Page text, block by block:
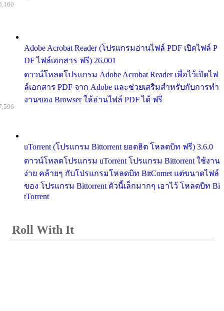
Adobe Acrobat Reader (โปรแกรมอ่านไฟล์ PDF เปิดไฟล์ P
DF ไฟล์เอกสาร ฟรี) 26.001
ดาวน์โหลดโปรแกรม Adobe Acrobat Reader เพื่อไว้เปิดไฟ
ล์เอกสาร PDF จาก Adobe และช่วยเสริมสำหรับกับการทำ
งานของ Browser ให้อ่านไฟล์ PDF ได้ ฟรี
uTorrent (โปรแกรม Bittorrent ยอดฮิต โหลดบิท ฟรี) 3.6.0
ดาวน์โหลดโปรแกรม uTorrent โปรแกรม Bittorrent ใช้งาน
ง่าย คล้ายๆ กับโปรแกรมโหลดบิท BitComet แต่ขนาดไฟล์
ของ โปรแกรม Bittorrent ตัวนี้เล็กมากๆ เอาไว้ โหลดบิท Bi
tTorrent
Roll With It